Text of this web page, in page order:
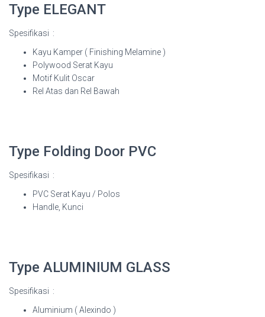
Type ELEGANT
Spesifikasi :
Kayu Kamper ( Finishing Melamine )
Polywood Serat Kayu
Motif Kulit Oscar
Rel Atas dan Rel Bawah
Type Folding Door PVC
Spesifikasi :
PVC Serat Kayu / Polos
Handle, Kunci
Type ALUMINIUM GLASS
Spesifikasi :
Aluminium ( Alexindo )